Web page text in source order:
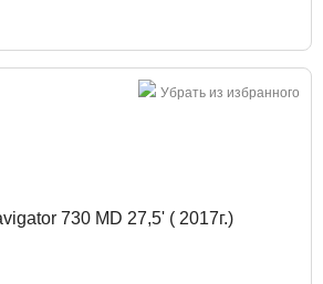
Убрать из избранного